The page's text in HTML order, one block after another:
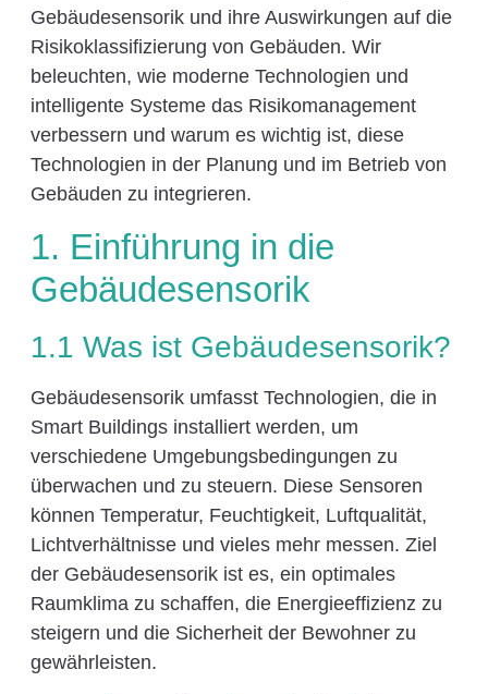
Gebäudesensorik und ihre Auswirkungen auf die
Risikoklassifizierung von Gebäuden. Wir
beleuchten, wie moderne Technologien und
intelligente Systeme das Risikomanagement
verbessern und warum es wichtig ist, diese
Technologien in der Planung und im Betrieb von
Gebäuden zu integrieren.
1. Einführung in die
Gebäudesensorik
1.1 Was ist Gebäudesensorik?
Gebäudesensorik umfasst Technologien, die in
Smart Buildings installiert werden, um
verschiedene Umgebungsbedingungen zu
überwachen und zu steuern. Diese Sensoren
können Temperatur, Feuchtigkeit, Luftqualität,
Lichtverhältnisse und vieles mehr messen. Ziel
der Gebäudesensorik ist es, ein optimales
Raumklima zu schaffen, die Energieeffizienz zu
steigern und die Sicherheit der Bewohner zu
gewährleisten.